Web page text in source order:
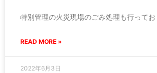
特別管理の火災現場のごみ処理も行って
READ MORE »
2022年6月3日